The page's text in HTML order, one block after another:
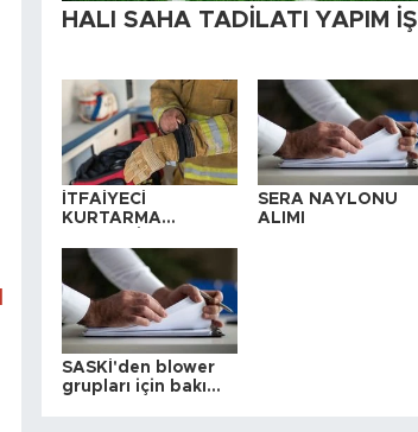
HALI SAHA TADİLATI YAPIM İŞİ
İTFAİYECİ
KURTARMA
ALINACAKTIR
SERA NAYLONU
ALIMI
SASKİ'den blower
grupları için bakım